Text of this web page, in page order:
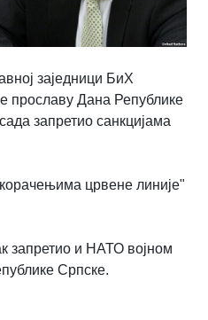
заједници БиХ
прославу Дана Републике
запретио санкцијама
црвене линије"
запретио и НАТО војном
Српске.